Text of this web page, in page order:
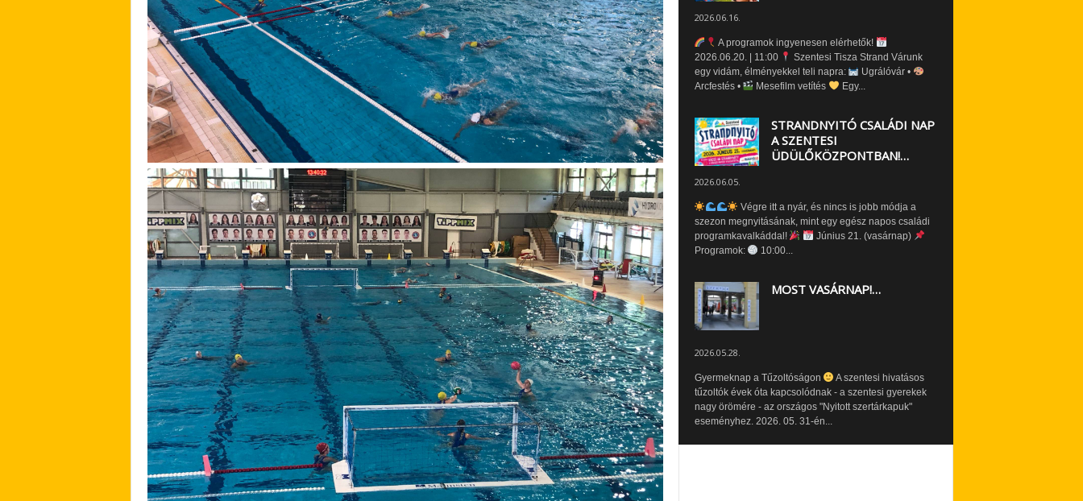
2026.06.16.
A programok ingyenesen elérhetők!
2026.06.20. | 11:00
Szentesi Tisza Strand Várunk
egy vidám, élményekkel teli napra:
Ugrálóvár •
Arcfestés •
Mesefilm vetítés Egy...
STRANDNYITÓ CSALÁDI NAP
A SZENTESI
ÜDÜLŐKÖZPONTBAN!…
2026.06.05.
Végre itt a nyár, és nincs is jobb módja a
szezon megnyitásának, mint egy egész napos családi
programkavalkáddal!
Június 21. (vasárnap)
Programok:
10:00...
MOST VASÁRNAP!…
2026.05.28.
Gyermeknap a Tűzoltóságon
A szentesi hivatásos
tűzoltók évek óta kapcsolódnak - a szentesi gyerekek
nagy örömére - az országos "Nyitott szertárkapuk"
eseményhez. 2026. 05. 31-én...